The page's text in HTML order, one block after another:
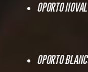
OPORTO
OPORTO